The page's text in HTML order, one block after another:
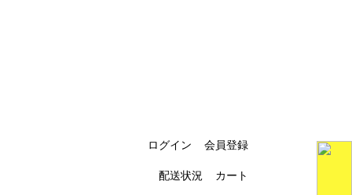
ログイン 会員登録
配送状況 カート